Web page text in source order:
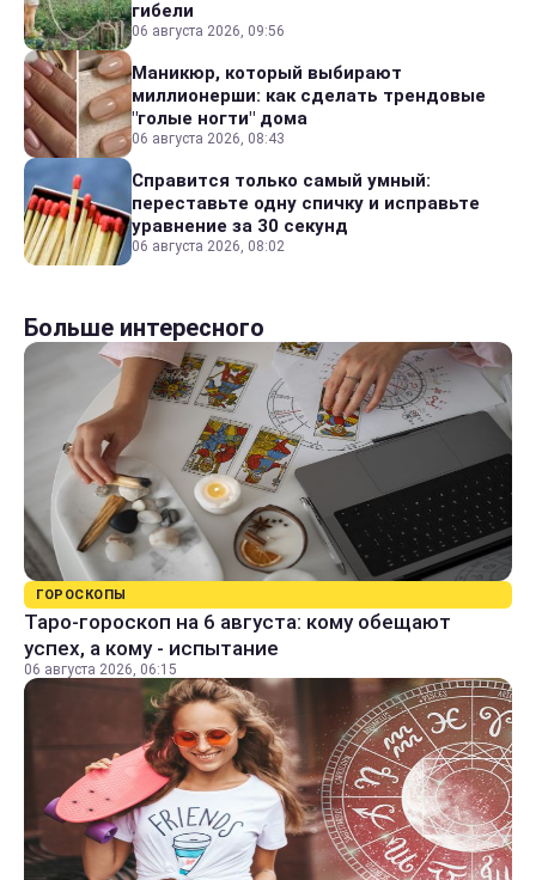
гибели
06 августа 2026, 09:56
Маникюр, который выбирают
миллионерши: как сделать трендовые
"голые ногти" дома
06 августа 2026, 08:43
Справится только самый умный:
переставьте одну спичку и исправьте
уравнение за 30 секунд
06 августа 2026, 08:02
Больше интересного
ГОРОСКОПЫ
Таро-гороскоп на 6 августа: кому обещают
успех, а кому - испытание
06 августа 2026, 06:15